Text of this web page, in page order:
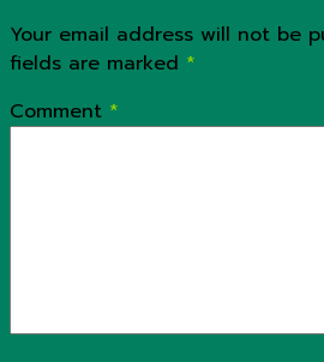
Your email address will not be
fields are marked *
Comment *